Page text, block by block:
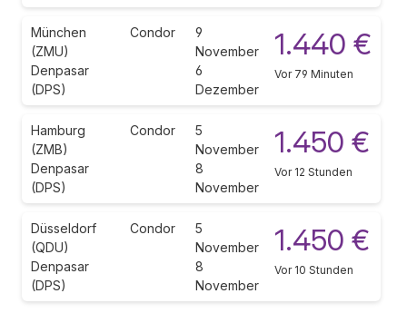
München
(ZMU)
Denpasar
(DPS)
Condor
9
November
6
Dezember
1.440 €
Vor 79 Minuten
Hamburg
(ZMB)
Denpasar
(DPS)
Condor
5
November
8
November
1.450 €
Vor 12 Stunden
Düsseldorf
(QDU)
Denpasar
(DPS)
Condor
5
November
8
November
1.450 €
Vor 10 Stunden